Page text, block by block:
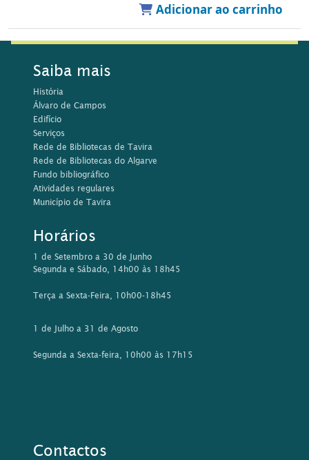
Adicionar ao carrinho
Saiba mais
História
Álvaro de Campos
Edifício
Serviços
Rede de Bibliotecas de Tavira
Rede de Bibliotecas do Algarve
Fundo bibliográfico
Atividades regulares
Município de Tavira
Horários
1 de Setembro a 30 de Junho
Segunda e Sábado, 14h00 às 18h45
Terça a Sexta-Feira, 10h00-18h45
1 de Julho a 31 de Agosto
Segunda a Sexta-feira, 10h00 às 17h15
Contactos